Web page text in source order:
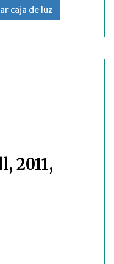
caja de luz
2011,